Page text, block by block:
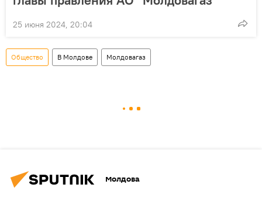
25 июня 2024, 20:04
Общество В Молдове Молдовагаз
Молдова